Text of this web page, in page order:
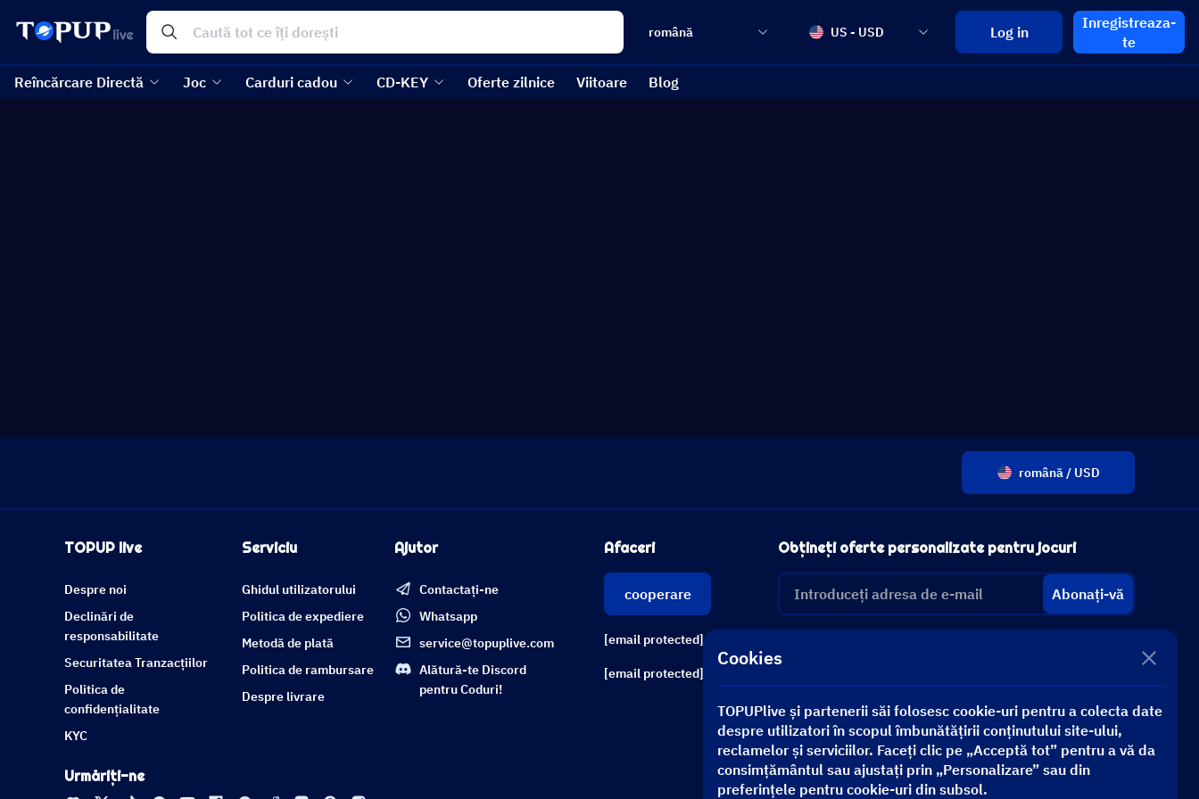
română US - USD Log in
Inregistreaza-
te
Reîncărcare Directă Joc Carduri cadou CD-KEY Oferte zilnice Viitoare Blog
română / USD
TOPUP live
Despre noi
Declinări de
responsabilitate
Securitatea Tranzacțiilor
Politica de
confidențialitate
KYC
Serviciu
Ghidul utilizatorului
Politica de expediere
Metodă de plată
Politica de rambursare
Despre livrare
Ajutor
Contactați-ne
Whatsapp
service@topuplive.com
Alătură-te Discord
pentru Coduri!
Afaceri
cooperare
[email protected]
[email protected]
Obțineți oferte personalizate pentru jocuri
Abonați-vă
Urmăriți-ne
Cookies
TOPUPlive și partenerii săi folosesc cookie-uri pentru a colecta date
despre utilizatori în scopul îmbunătățirii conținutului site-ului,
reclamelor și serviciilor. Faceți clic pe „Acceptă tot” pentru a vă da
consimțământul sau ajustați prin „Personalizare” sau din
preferințele pentru cookie-uri din subsol.